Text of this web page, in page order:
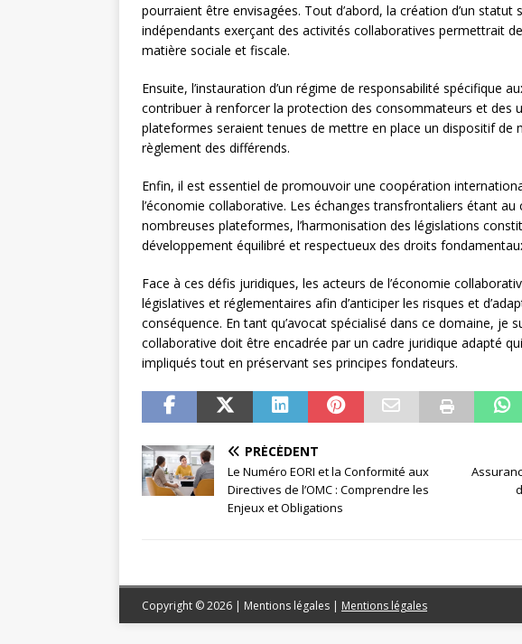
pourraient être envisagées. Tout d’abord, la création d’un statut
indépendants exerçant des activités collaboratives permettrait
matière sociale et fiscale.
Ensuite, l’instauration d’un régime de responsabilité spécifique
contribuer à renforcer la protection des consommateurs et des
plateformes seraient tenues de mettre en place un dispositif de
règlement des différends.
Enfin, il est essentiel de promouvoir une coopération
l’économie collaborative. Les échanges transfrontaliers étant
nombreuses plateformes, l’harmonisation des législations
développement équilibré et respectueux des droits
Face à ces défis juridiques, les acteurs de l’économie
législatives et réglementaires afin d’anticiper les risques et
conséquence. En tant qu’avocat spécialisé dans ce domaine, je
collaborative doit être encadrée par un cadre juridique adapté
impliqués tout en préservant ses principes fondateurs.
PRÉCÉDENT
Le Numéro EORI et la Conformité aux
Directives de l’OMC : Comprendre les
Enjeux et Obligations
Copyright © 2026 | Mentions légales | Mentions légales